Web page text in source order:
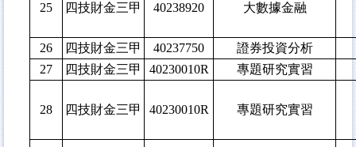
25 四技財金三甲 40238920 大數據金融
26 四技財金三甲 40237750
證券投資分析
27
四技財金三甲 40230010R 專題研究實習
28 四技財金三甲 40230010R 專題研究實習